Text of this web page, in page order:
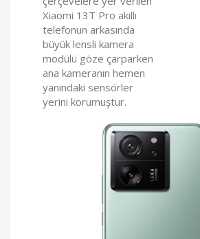
Xiaomi 13T Pro akıllı
telefonun arkasında
büyük lensli kamera
modülü göze çarparken
ana kameranın hemen
yanındaki sensörler
yerini korumuştur.